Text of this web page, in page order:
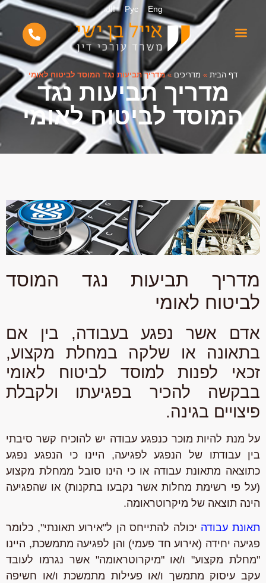
Eng
Рус االة
דף הבית» מדריכים»מדריך תביעות נגד המוסד לביטוח לאומי
מדריך תביעות נגד
המוסד לביטוח לאומי
מדריך תביעות נגד המוסד
לביטוח לאומי
אדם אשר נפגע בעבודה, בין אם
בתאונה או שלקה במחלת מקצוע,
זכאי לפנות למוסד לביטוח לאומי
בבקשה להכיר בפגיעתו ולקבלת
פיצויים בגינה.
על מנת להיות מוכר כנפגע עבודה יש להוכיח קשר סיבתי
בין עבודתו של הנפגע לפגיעה, היינו כי הנפגע נפגע
כתוצאה מתאונת עבודה או כי הינו סובל ממחלת מקצוע
(על פי רשימת מחלות אשר נקבעו בתקנות) או שהפגיעה
הינה תוצאה של מיקרוטראומה.
תאונת עבודהיכולה להתייחס הן ל"אירוע תאונתי", כלומר
פגיעה יחידה (אירוע חד פעמי) והן לפגיעה מתמשכת, היינו
"מחלת מקצוע" ו/או "מיקרוטראומה" אשר נגרמו לעובד
עקב עיסוק מתמשך ו/או פעילות מתמשכת ו/או חשיפה